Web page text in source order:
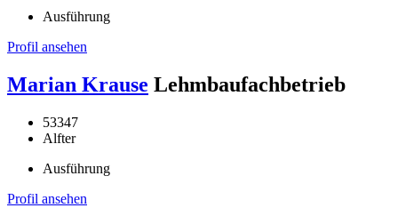
Ausführung
Profil ansehen
Marian Krause Lehmbaufachbetrieb
53347
Alfter
Ausführung
Profil ansehen